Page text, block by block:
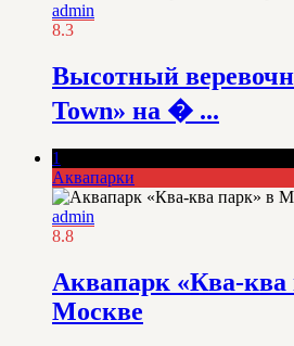
admin
8.3
Высотный
Town» на � ...
1
Аквапарки
admin
8.8
Аквапарк «Ква-ква
Москве